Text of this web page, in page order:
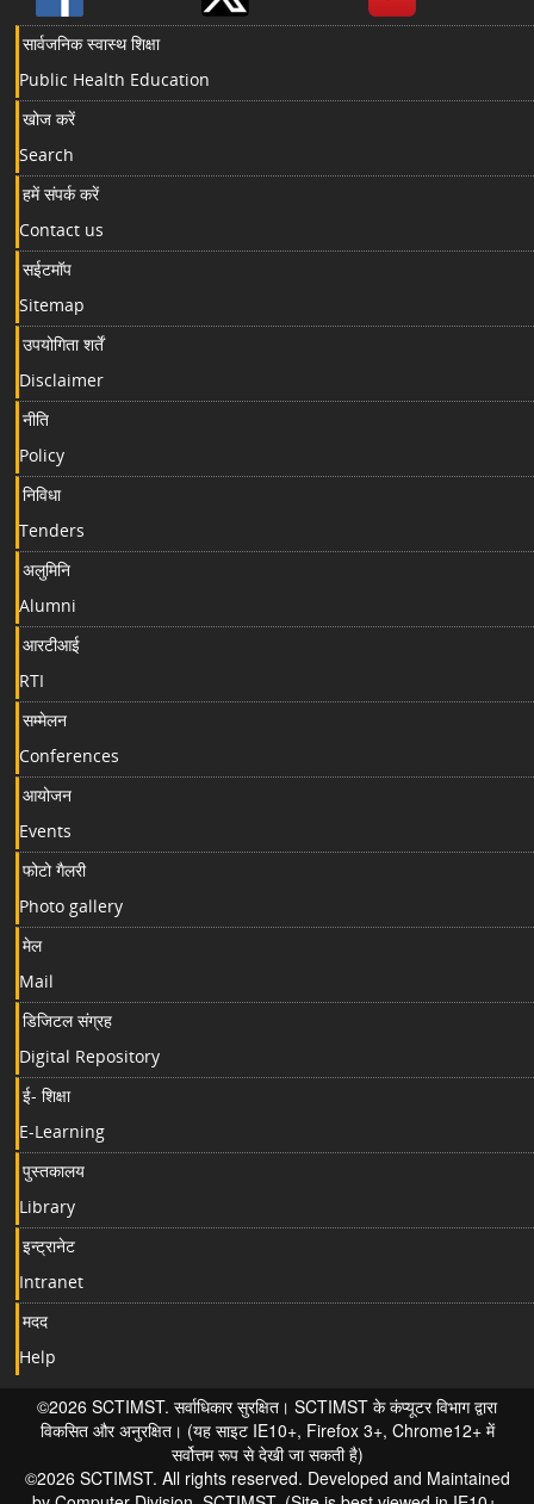
सार्वजनिक स्वास्थ शिक्षा
Public Health Education
खोज करें
Search
हमें संपर्क करें
Contact us
सईटमॉप
Sitemap
उपयोगिता शर्तें
Disclaimer
नीति
Policy
निविधा
Tenders
अलुमिनि
Alumni
आरटीआई
RTI
सम्मेलन
Conferences
आयोजन
Events
फोटो गैलरी
Photo gallery
मेल
Mail
डिजिटल संग्रह
Digital Repository
ई- शिक्षा
E-Learning
पुस्तकालय
Library
इन्ट्रानेट
Intranet
मदद
Help
©2026 SCTIMST. सर्वाधिकार सुरक्षित। SCTIMST के कंप्यूटर विभाग द्वारा
विकसित और अनुरक्षित। (यह साइट IE10+, Firefox 3+, Chrome12+ में
सर्वोत्तम रूप से देखी जा सकती है)
©2026 SCTIMST. All rights reserved. Developed and Maintained